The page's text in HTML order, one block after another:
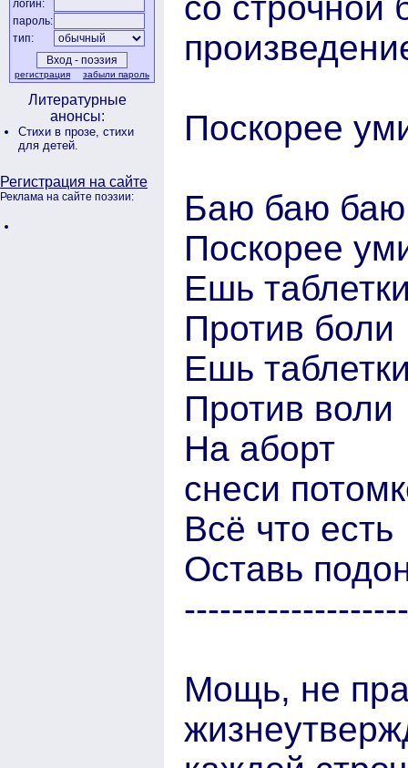
логин:
пароль:
тип:
регистрация забыли пароль
Литературные
анонсы:
Стихи в прозе, стихи
для детей.
Регистрация на сайте
Реклама на сайте поэзии:
Поскорее
Баю баю
Поскорее
Ешь
Против боли
Ешь
Против воли
На аборт
снеси
Всё что есть
Оставь
Мощь, не